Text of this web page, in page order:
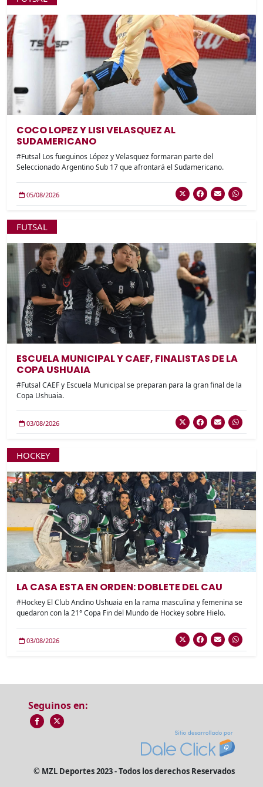
COCO LOPEZ Y LISI VELASQUEZ AL
SUDAMERICANO
#Futsal Los fueguinos López y Velasquez formaran parte del
Seleccionado Argentino Sub 17 que afrontará el Sudamericano.
05/08/2026
FUTSAL
ESCUELA MUNICIPAL Y CAEF, FINALISTAS DE LA
COPA USHUAIA
#Futsal CAEF y Escuela Municipal se preparan para la gran final de la
Copa Ushuaia.
03/08/2026
HOCKEY
LA CASA ESTA EN ORDEN: DOBLETE DEL CAU
#Hockey El Club Andino Ushuaia en la rama masculina y femenina se
quedaron con la 21° Copa Fin del Mundo de Hockey sobre Hielo.
03/08/2026
Seguinos en:
© MZL Deportes 2023 - Todos los derechos Reservados